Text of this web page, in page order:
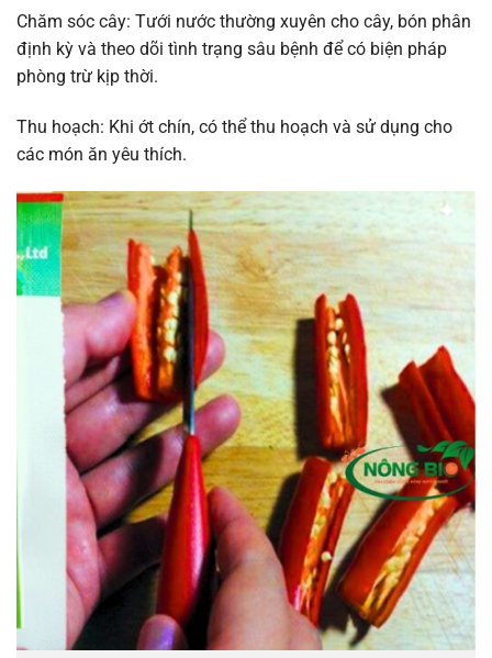
Chăm sóc cây: Tưới nước thường xuyên cho cây, bón phân
định kỳ và theo dõi tình trạng sâu bệnh để có biện pháp
phòng trừ kịp thời.
Thu hoạch: Khi ớt chín, có thể thu hoạch và sử dụng cho
các món ăn yêu thích.